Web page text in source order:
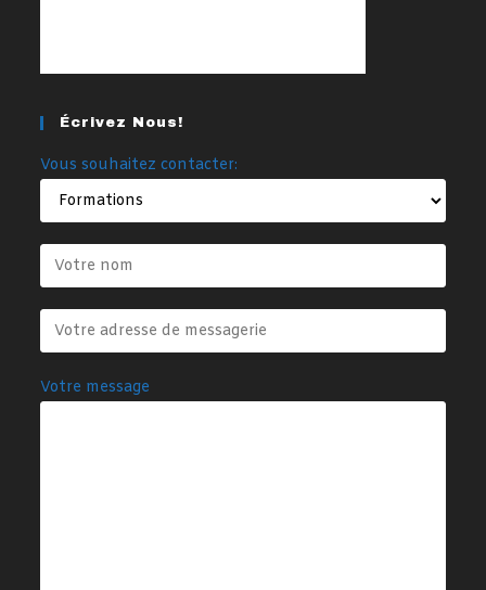
Écrivez Nous!
Vous souhaitez contacter:
Votre message